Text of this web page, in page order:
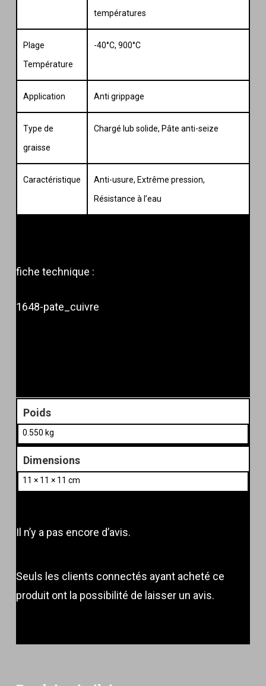
températures
Plage
Température
-40°C, 900°C
Application Anti grippage
Type de
graisse
Chargé lub solide, Pâte anti-seize
Caractéristique
Anti-usure, Extrême pression,
Résistance à l’eau
fiche technique :
1648-pate_cuivre
Poids
0.550 kg
Dimensions
11 × 11 × 11 cm
Il n’y a pas encore d’avis.
Seuls les clients connectés ayant acheté ce
produit ont la possibilité de laisser un avis.